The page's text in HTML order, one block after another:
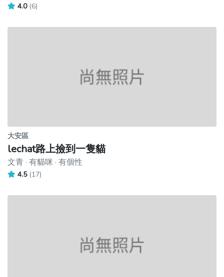
4.0 (6)
大安區
lechat路上撿到一隻貓
文青 · 有貓咪 · 有個性
4.5 (17)